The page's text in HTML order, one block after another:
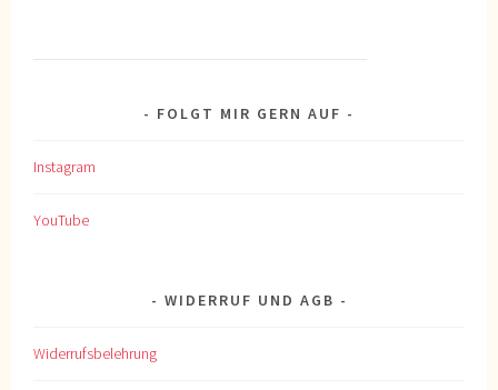
FOLGT MIR GERN AUF
Instagram
YouTube
WIDERRUF UND AGB
Widerrufsbelehrung